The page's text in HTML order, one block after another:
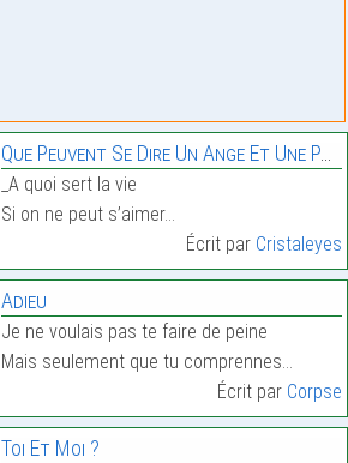
Que Peuvent Se Dire Un Ange Et Une Pauvre Fille ?
_A quoi sert la vie
Si on ne peut s’aimer…
Écrit par Cristaleyes
Adieu
Je ne voulais pas te faire de peine
Mais seulement que tu comprennes…
Écrit par Corpse
Toi Et Moi ?